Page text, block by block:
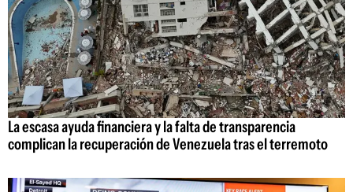
La escasa ayuda financiera y la falta de transparencia
complican la recuperación de Venezuela tras el terremoto